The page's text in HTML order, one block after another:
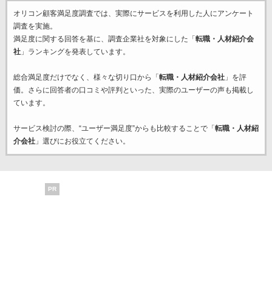
オリコン顧客満足度調査では、実際にサービスを利用した 人にアンケート
調査を実施。
満足度に関する回答を基に、調査企業社を対象にした「 転職・人材紹介会
社」ランキングを発表しています。
総合満足度だけでなく、様々な切り口から「 転職・人材紹介会社」を評
価。さらに回答者の口コミや評判といった、実際のユーザーの声も掲載し
ています。
サービス検討の際、“ユーザー満足度”からも比較することで「 転職・人材紹
介会社」選びにお役立てください。
PR